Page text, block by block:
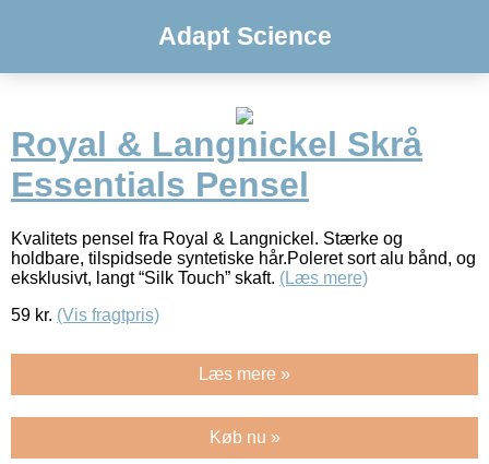
Adapt Science
Royal & Langnickel Skrå
Essentials Pensel
Kvalitets pensel fra Royal & Langnickel. Stærke og
holdbare, tilspidsede syntetiske hår.Poleret sort alu bånd, og
eksklusivt, langt “Silk Touch” skaft. (Læs mere)
59 kr. (Vis fragtpris)
Læs mere »
Køb nu »